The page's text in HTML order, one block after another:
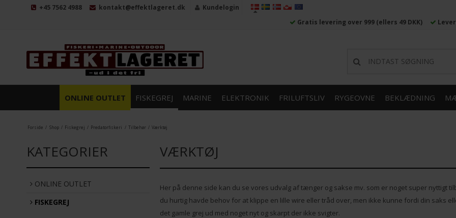
+45 7562 4988 kontakt@effektlageret.dk
Kundelogin
Gratis levering over 999 (ellers 49 DKK)
ONLINE OUTLET FISKEGREJ MARINE ELEKTRONIK FRILUFTSLIV RYGEOVNE BEKLÆDNING
Forside / Shop / Fiskegrej / Predatorfiskeri / Tilbehør / Værktøj
KATEGORIER
ONLINE OUTLET
FISKEGREJ
VÆRKTØJ
Her på denne side kan du se vores udvalg af tænger og sakse mv. som er noget super nyttigt
du hurtig havde behov for at klippe en lille wire eller tråd over, men ikke kunne fordi din saks
det gamle grej ud med noget nyt og skarpt der ikke svigter.